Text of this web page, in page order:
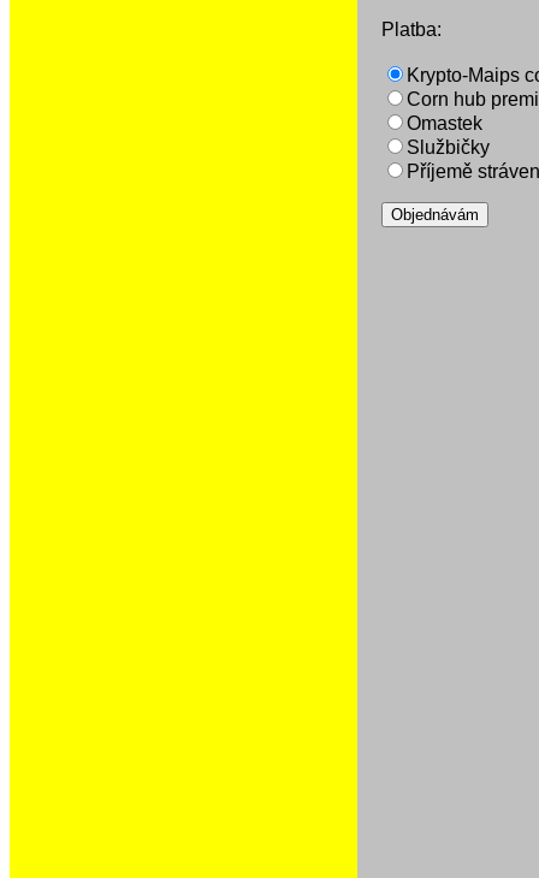
Platba:
Krypto-Maips
Corn hub
Omastek
Službičky
Příjemě